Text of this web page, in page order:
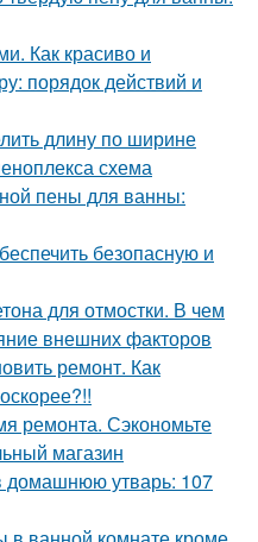
Как красиво и
порядок действий и
длину по ширине
схема
пены для ванны:
безопасную и
для отмостки. В чем
внешних факторов
ремонт. Как
ремонта. Сэкономьте
магазин
домашнюю утварь: 107